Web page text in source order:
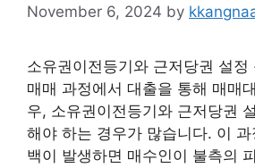
November 6, 2024 by
소유권이전등기와 근저당권 설
매매 과정에서 대출을 통해 매매
우, 소유권이전등기와 근저당권
해야 하는 경우가 많습니다. 이
백이 발생하면 매수인이 불측의